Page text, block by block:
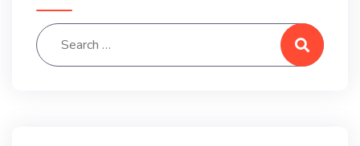
Search for:
Search